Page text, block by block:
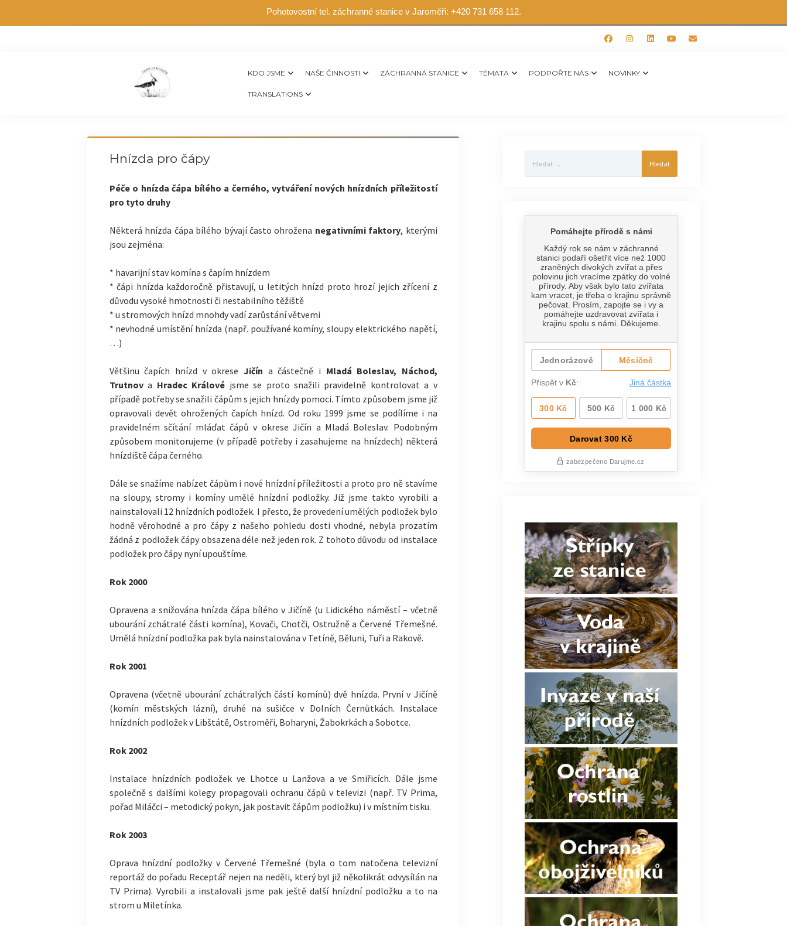
Pohotovostní tel. záchranné stanice v Jaroměři: +420 731 658 112.
KDO JSME NAŠE ČINNOSTI ZÁCHRANNÁ STANICE TÉMATA PODPOŘTE NÁS NOVINKY
TRANSLATIONS
Hnízda pro čápy
Péče o hnízda čápa bílého a černého, vytváření nových hnízdních příležitostí
pro tyto druhy
Některá hnízda čápa bílého bývají často ohrožena negativními faktory, kterými
jsou zejména:
* havarijní stav komína s čapím hnízdem
* čápi hnízda každoročně přistavují, u letitých hnízd proto hrozí jejich zřícení z
důvodu vysoké hmotnosti či nestabilního těžiště
* u stromových hnízd mnohdy vadí zarůstání větvemi
* nevhodné umístění hnízda (např. používané komíny, sloupy elektrického napětí,
…)
Většinu čapích hnízd v okrese Jičín a částečně i Mladá Boleslav, Náchod,
Trutnova Hradec Králové jsme se proto snažili pravidelně kontrolovat a v
případě potřeby se snažili čápům s jejich hnízdy pomoci. Tímto způsobem jsme již
opravovali devět ohrožených čapích hnízd. Od roku 1999 jsme se podílíme i na
pravidelném sčítání mláďat čápů v okrese Jičín a Mladá Boleslav. Podobným
způsobem monitorujeme (v případě potřeby i zasahujeme na hnízdech) některá
hnízdiště čápa černého.
Dále se snažíme nabízet čápům i nové hnízdní příležitosti a proto pro ně stavíme
na sloupy, stromy i komíny umělé hnízdní podložky. Již jsme takto vyrobili a
nainstalovali 12 hnízdních podložek. I přesto, že provedení umělých podložek bylo
hodně věrohodné a pro čápy z našeho pohledu dosti vhodné, nebyla prozatím
žádná z podložek čápy obsazena déle než jeden rok. Z tohoto důvodu od instalace
podložek pro čápy nyní upouštíme.
Rok 2000
Opravena a snižována hnízda čápa bílého v Jičíně (u Lidického náměstí – včetně
ubourání zchátralé části komína), Kovači, Chotči, Ostružně a Červené Třemešné.
Umělá hnízdní podložka pak byla nainstalována v Tetíně, Běluni, Tuři a Rakově.
Rok 2001
Opravena (včetně ubourání zchátralých částí komínů) dvě hnízda. První v Jičíně
(komín městských lázní), druhé na sušičce v Dolních Černůtkách. Instalace
hnízdních podložek v Libštátě, Ostroměři, Boharyni, Žabokrkách a Sobotce.
Rok 2002
Instalace hnízdních podložek ve Lhotce u Lanžova a ve Smiřicích. Dále jsme
společně s dalšími kolegy propagovali ochranu čápů v televizi (např. TV Prima,
pořad Miláčci – metodický pokyn, jak postavit čápům podložku) i v místním tisku.
Rok 2003
Oprava hnízdní podložky v Červené Třemešné (byla o tom natočena televizní
reportáž do pořadu Receptář nejen na neděli, který byl již několikrát odvysílán na
TV Prima). Vyrobili a instalovali jsme pak ještě další hnízdní podložku a to na
strom u Miletínka.